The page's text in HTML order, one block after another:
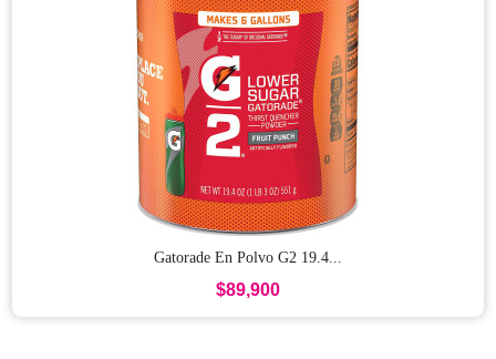
Gatorade En Polvo G2 19.4...
$89,900